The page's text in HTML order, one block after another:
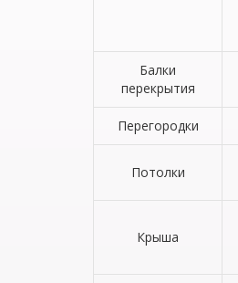
Балки
перекрытия
Перегородки
Потолки
Крыша